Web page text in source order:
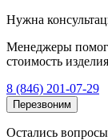
Нужна
Менеджеры
стоимость
8 (846) 201-07-29
Перезвоним
Остались